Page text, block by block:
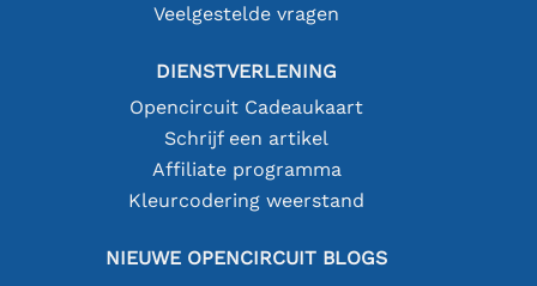
Veelgestelde vragen
DIENSTVERLENING
Opencircuit Cadeaukaart
Schrijf een artikel
Affiliate programma
Kleurcodering weerstand
NIEUWE OPENCIRCUIT BLOGS